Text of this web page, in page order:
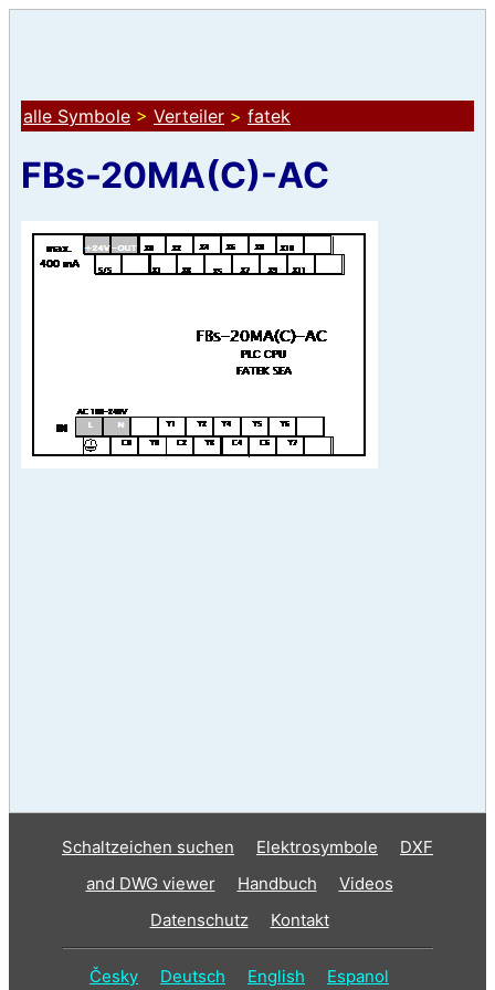
alle Symbole > Verteiler > fatek
FBs-20MA(C)-AC
Schaltzeichen suchen Elektrosymbole
DXF
and DWG viewer
Handbuch
Videos
Datenschutz
Kontakt
Česky Deutsch English Espanol